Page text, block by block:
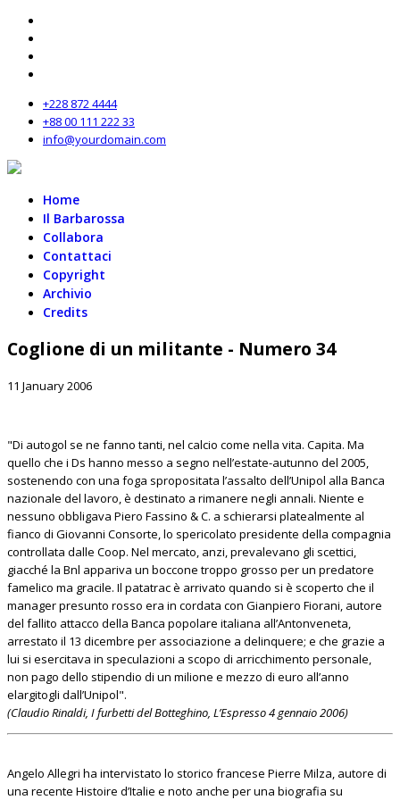
+228 872 4444
+88 00 111 222 33
info@yourdomain.com
Home
Il Barbarossa
Collabora
Contattaci
Copyright
Archivio
Credits
Coglione di un militante - Numero 34
11 January 2006
"Di autogol se ne fanno tanti, nel calcio come nella vita. Capita. Ma
quello che i Ds hanno messo a segno nell’estate-autunno del 2005,
sostenendo con una foga spropositata l’assalto dell’Unipol alla Banca
nazionale del lavoro, è destinato a rimanere negli annali. Niente e
nessuno obbligava Piero Fassino & C. a schierarsi platealmente al
fianco di Giovanni Consorte, lo spericolato presidente della compagnia
controllata dalle Coop. Nel mercato, anzi, prevalevano gli scettici,
giacché la Bnl appariva un boccone troppo grosso per un predatore
famelico ma gracile. Il patatrac è arrivato quando si è scoperto che il
manager presunto rosso era in cordata con Gianpiero Fiorani, autore
del fallito attacco della Banca popolare italiana all’Antonveneta,
arrestato il 13 dicembre per associazione a delinquere; e che grazie a
lui si esercitava in speculazioni a scopo di arricchimento personale,
non pago dello stipendio di un milione e mezzo di euro all’anno
elargitogli dall’Unipol".
(Claudio Rinaldi, I furbetti del Botteghino, L’Espresso 4 gennaio 2006)
Angelo Allegri ha intervistato lo storico francese Pierre Milza, autore di
una recente Histoire d’Italie e noto anche per una biografia su